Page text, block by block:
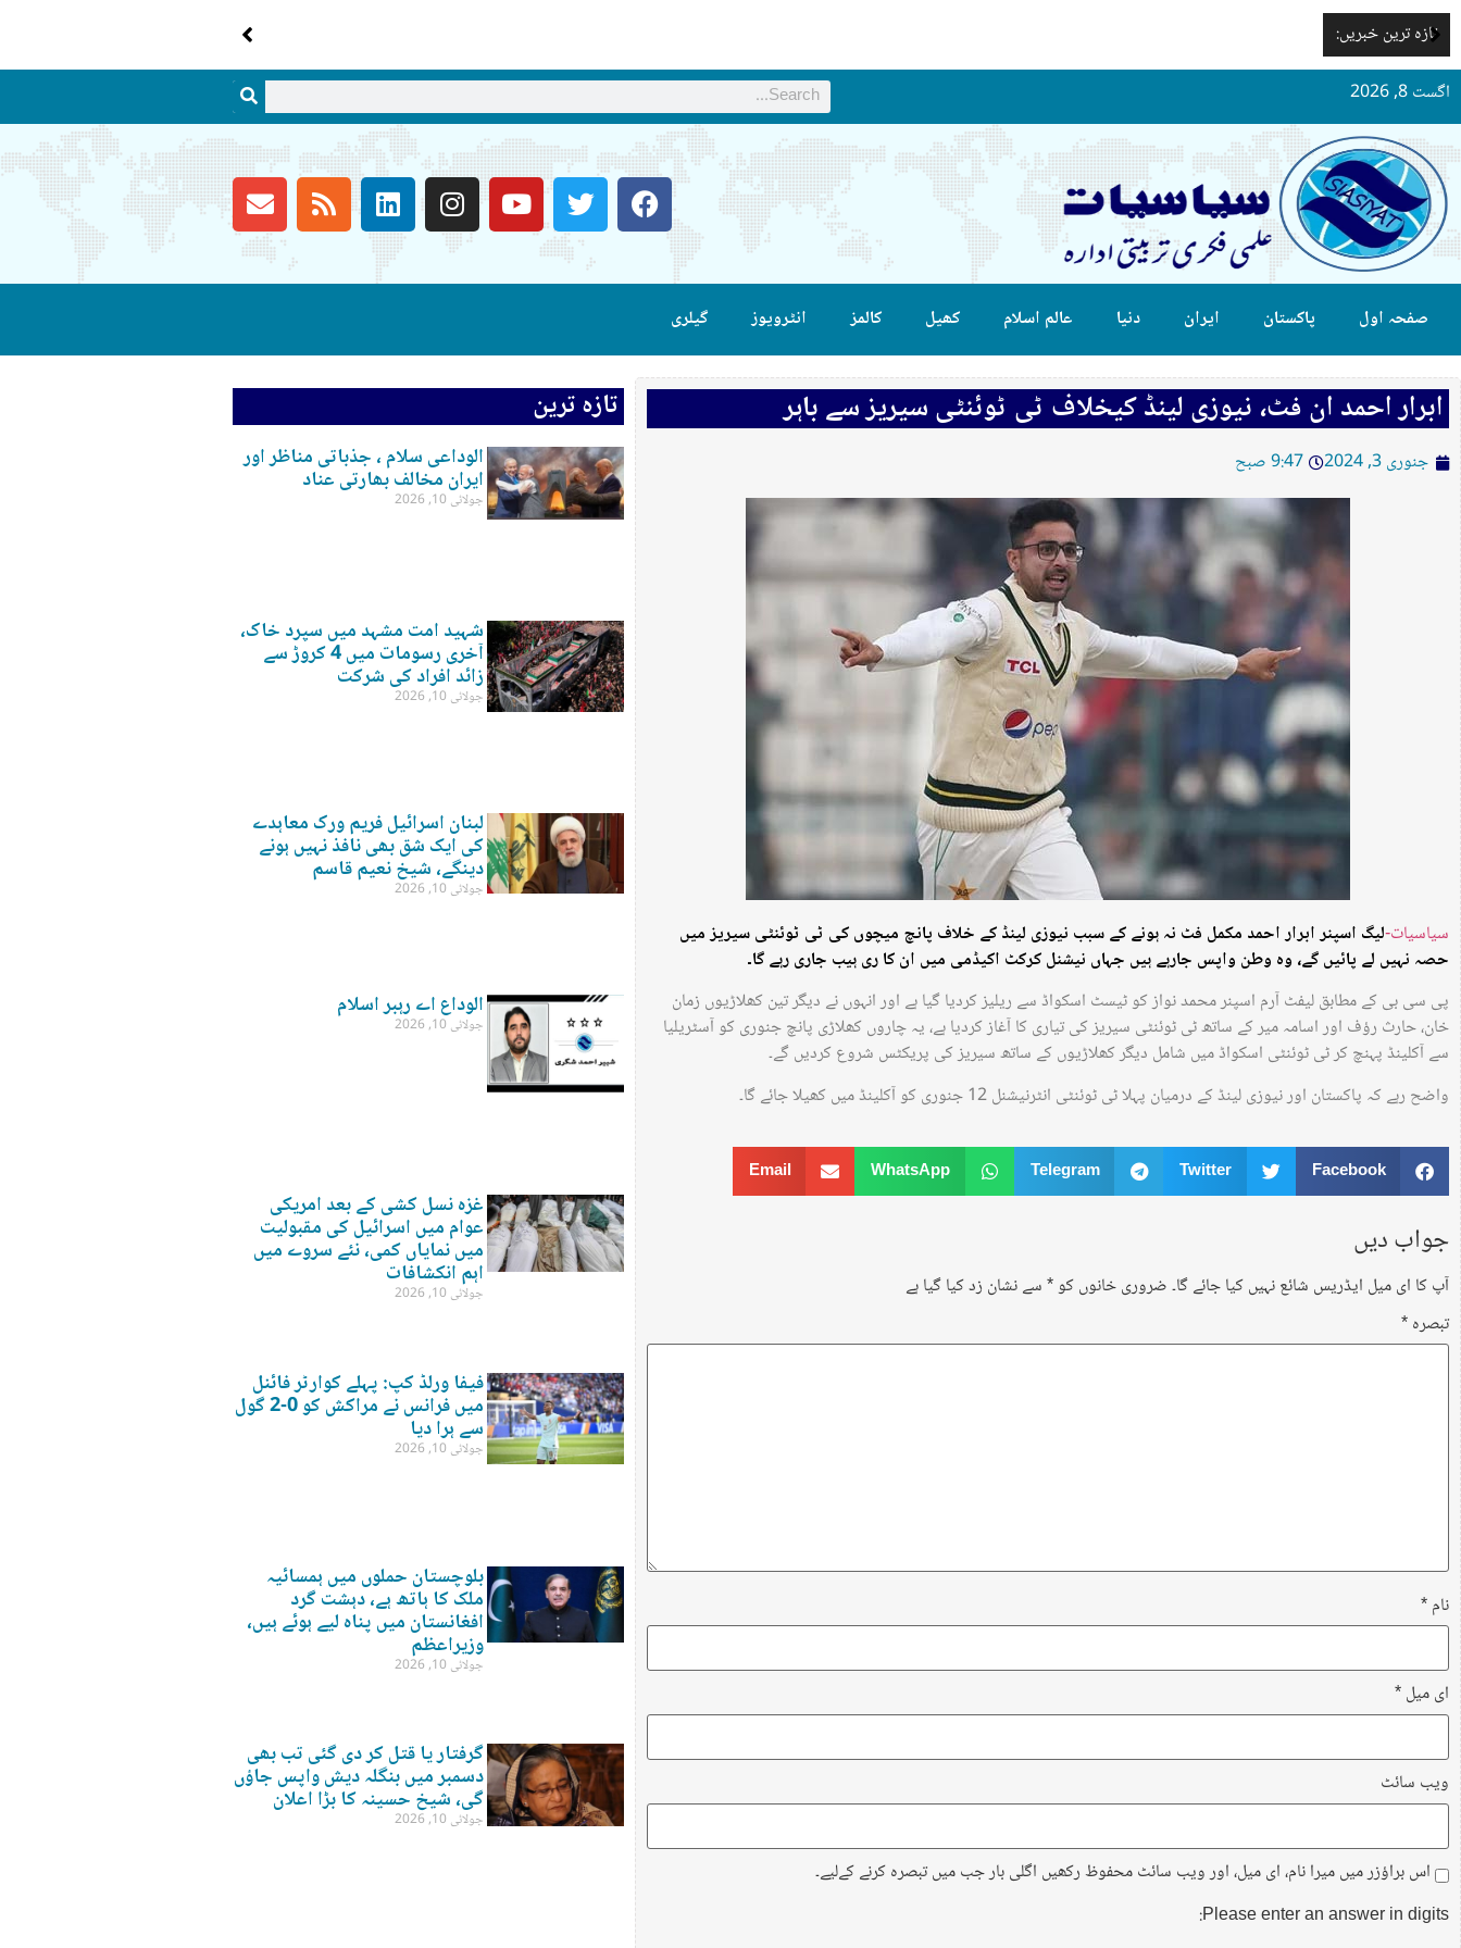
تازہ ترین خبریں:
اگست 8, 2026
صفحہ اول پاکستان ایران دنیا عالم اسلام کھیل کالمز انٹرویوز گیلری
ابرار احمد ان فٹ، نیوزی لینڈ کیخلاف ٹی ٹوئنٹی سیریز سے باہر
جنوری 3, 2024 9:47 صبح
سیاسیات-لیگ اسپنر ابرار احمد مکمل فٹ نہ ہونے کے سبب نیوزی لینڈ کے خلاف پانچ میچوں کی ٹی ٹوئنٹی سیریز میں
حصہ نہیں لے پائیں گے، وہ وطن واپس جارہے ہیں جہاں نیشنل کرکٹ اکیڈمی میں ان کا ری ہیب جاری رہے گا۔
پی سی بی کے مطابق لیفٹ آرم اسپنر محمد نواز کو ٹیسٹ اسکواڈ سے ریلیز کردیا گیا ہے اور انہوں نے دیگر تین کھلاڑیوں زمان
خان، حارث رؤف اور اسامہ میر کے ساتھ ٹی ٹوئنٹی سیریز کی تیاری کا آغاز کردیا ہے، یہ چاروں کھلاڑی پانچ جنوری کو آسٹریلیا
سے آکلینڈ پہنچ کر ٹی ٹوئنٹی اسکواڈ میں شامل دیگر کھلاڑیوں کے ساتھ سیریز کی پریکٹس شروع کردیں گے۔
واضح رہے کہ پاکستان اور نیوزی لینڈ کے درمیان پہلا ٹی ٹوئنٹی انٹرنیشنل 12 جنوری کو آکلینڈ میں کھیلا جائے گا۔
Facebook
Twitter
Telegram
WhatsApp
Email
جواب دیں
آپ کا ای میل ایڈریس شائع نہیں کیا جائے گا۔ضروری خانوں کو*سے نشان زد کیا گیا ہے
تبصرہ*
نام*
ای میل*
ویب‌ سائٹ
اس براؤزر میں میرا نام، ای میل، اور ویب سائٹ محفوظ رکھیں اگلی بار جب میں تبصرہ کرنے کےلیے۔
Please enter an answer in digits:
تازہ ترین
الوداعی سلام ، جذباتی مناظر اور
ایران مخالف بھارتی عناد
جولائی 10, 2026
شہید امت مشہد میں سپرد خاک،
آخری رسومات میں 4 کروڑ سے
زائد افراد کی شرکت
جولائی 10, 2026
لبنان اسرائیل فریم ورک معاہدے
کی ایک شق بھی نافذ نہیں ہونے
دینگے، شیخ نعیم قاسم
جولائی 10, 2026
الوداع اے رہبر اسلام
جولائی 10, 2026
غزہ نسل کشی کے بعد امریکی
عوام میں اسرائیل کی مقبولیت
میں نمایاں کمی، نئے سروے میں
اہم انکشافات
جولائی 10, 2026
فیفا ورلڈ کپ: پہلے کوارٹر فائنل
میں فرانس نے مراکش کو 0-2 گول
سے ہرا دیا
جولائی 10, 2026
بلوچستان حملوں میں ہمسائیہ
ملک کا ہاتھ ہے، دہشت گرد
افغانستان میں پناہ لیے ہوئے ہیں،
وزیراعظم
جولائی 10, 2026
گرفتار یا قتل کر دی گئی تب بھی
دسمبر میں بنگلہ دیش واپس جاؤں
گی، شیخ حسینہ کا بڑا اعلان
جولائی 10, 2026